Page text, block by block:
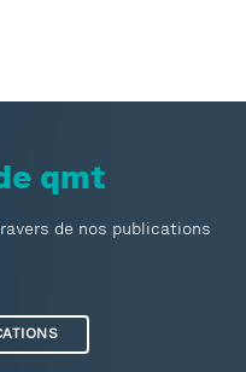
qmt
de nos publications